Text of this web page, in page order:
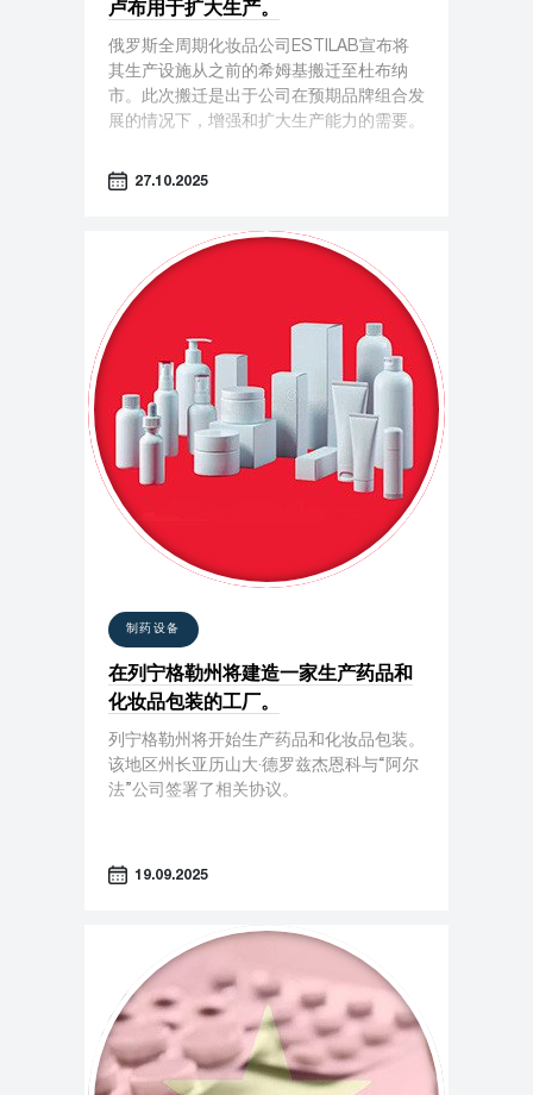
卢布用于扩大生产。
俄罗斯全周期化妆品公司ESTILAB宣布将
其生产设施从之前的希姆基搬迁至杜布纳
市。此次搬迁是出于公司在预期品牌组合发
展的情况下，增强和扩大生产能力的需要。
27.10.2025
制药设备
在列宁格勒州将建造一家生产药品和
化妆品包装的工厂。
列宁格勒州将开始生产药品和化妆品包装。
该地区州长亚历山大·德罗兹杰恩科与“阿尔
法”公司签署了相关协议。
19.09.2025